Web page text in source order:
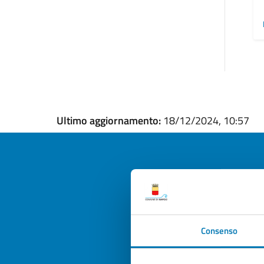
Consenso
Ultimo aggiornamento: 18/12/2024, 10:57
Valuta la